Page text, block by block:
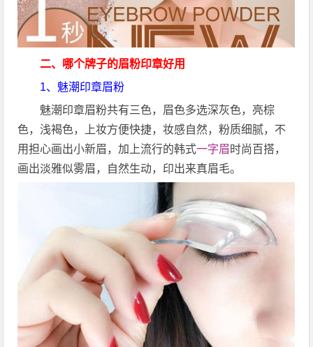
二、 哪个牌子的眉粉印章好用
1、魅潮印章眉粉
魅潮印章眉粉共有三色，眉色多选深灰色，亮棕
色，浅褐色，上妆方便快捷，妆感自然，粉质细腻，不
用担心画出小新眉，加上流行的韩式一字眉 时尚百搭，
画出淡雅似雾眉，自然生动，印出来真眉毛。